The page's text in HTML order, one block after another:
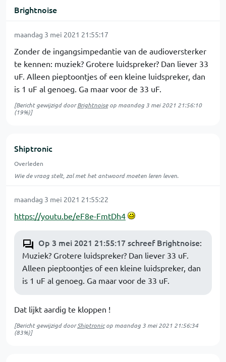
Brightnoise
maandag 3 mei 2021 21:55:17
Zonder de ingangsimpedantie van de audioversterker
te kennen: muziek? Grotere luidspreker? Dan liever 33
uF. Alleen pieptoontjes of een kleine luidspreker, dan
is 1 uF al genoeg. Ga maar voor de 33 uF.
[Bericht gewijzigd doorBrightnoiseop maandag 3 mei 2021 21:56:10
(19%)]
Shiptronic
Overleden
Wie de vraag stelt, zal met het antwoord moeten leren leven.
maandag 3 mei 2021 21:55:22
https://youtu.be/eF8e-FmtDh4
Op 3 mei 2021 21:55:17 schreef Brightnoise:
Muziek? Grotere luidspreker? Dan liever 33 uF.
Alleen pieptoontjes of een kleine luidspreker, dan
is 1 uF al genoeg. Ga maar voor de 33 uF.
Dat lijkt aardig te kloppen !
[Bericht gewijzigd doorShiptronicop maandag 3 mei 2021 21:56:34
(83%)]